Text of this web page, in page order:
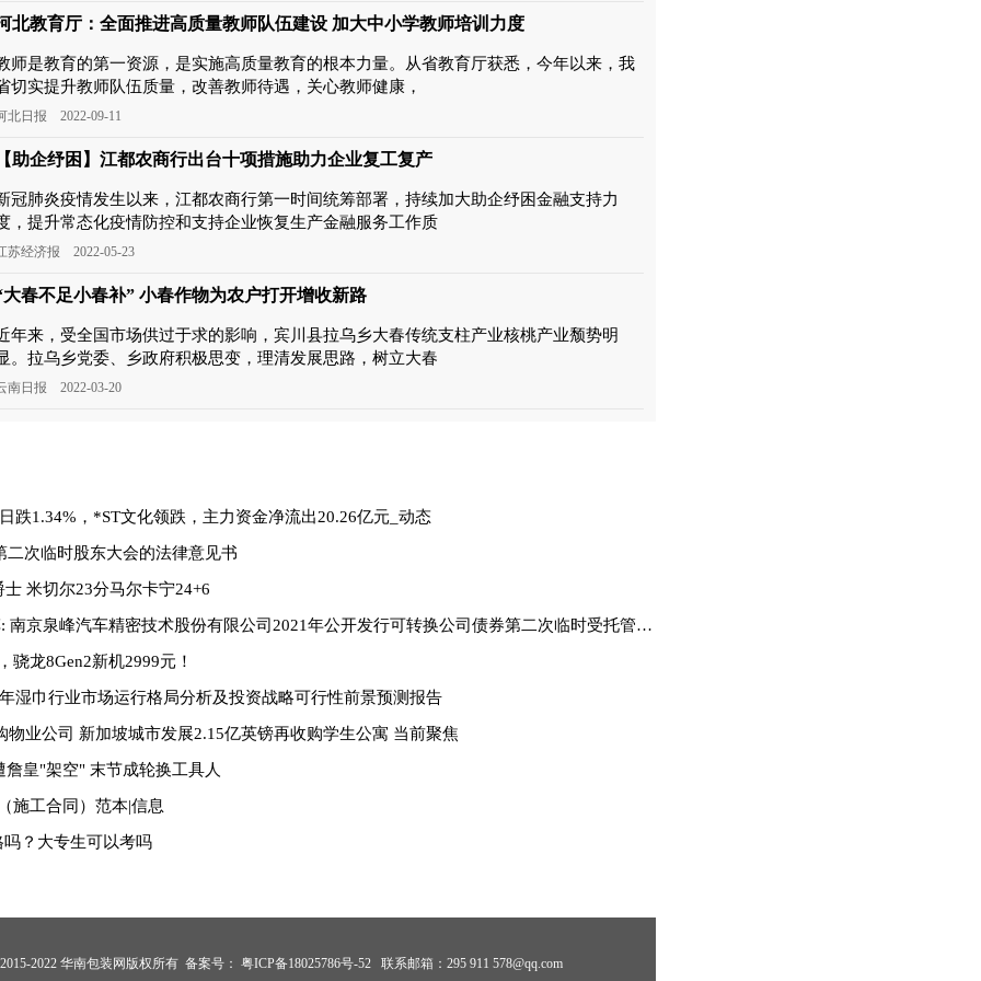
北教育厅：全面推进高质量教师队伍建设 加大中小学教师培训力度
师是教育的第一资源，是实施高质量教育的根本力量。从省教育厅获悉，今年以来，我
切实提升教师队伍质量，改善教师待遇，关心教师健康，
北日报 2022-09-11
助企纾困】江都农商行出台十项措施助力企业复工复产
冠肺炎疫情发生以来，江都农商行第一时间统筹部署，持续加大助企纾困金融支持力
，提升常态化疫情防控和支持企业恢复生产金融服务工作质
苏经济报 2022-05-23
大春不足小春补” 小春作物为农户打开增收新路
年来，受全国市场供过于求的影响，宾川县拉乌乡大春传统支柱产业核桃产业颓势明
。拉乌乡党委、乡政府积极思变，理清发展思路，树立大春
南日报 2022-03-20
跌1.34%，*ST文化领跌，主力资金净流出20.26亿元_动态
二次临时股东大会的法律意见书
米切尔23分马尔卡宁24+6
泉峰汽车精密技术股份有限公司2021年公开发行可转换公司债券第二次临时受托管理事务报告（2022年度）
骁龙8Gen2新机2999元！
湿巾行业市场运行格局分析及投资战略可行性前景预测报告
物业公司 新加坡城市发展2.15亿英镑再收购学生公寓 当前聚焦
詹皇"架空" 末节成轮换工具人
施工合同）范本|信息
？大专生可以考吗
2022 华南包装网版权所有 备案号： 粤ICP备18025786号-52联系邮箱：295 911 578@qq.com